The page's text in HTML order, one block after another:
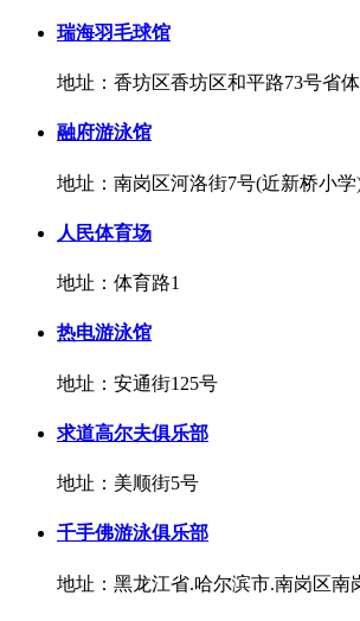
瑞海羽毛球馆
地址：香坊区香坊区和平路73号省
融府游泳馆
地址：南岗区河洛街7号(近新桥小学
人民体育场
地址：体育路1
热电游泳馆
地址：安通街125号
求道高尔夫俱乐部
地址：美顺街5号
千手佛游泳俱乐部
地址：黑龙江省.哈尔滨市.南岗区南